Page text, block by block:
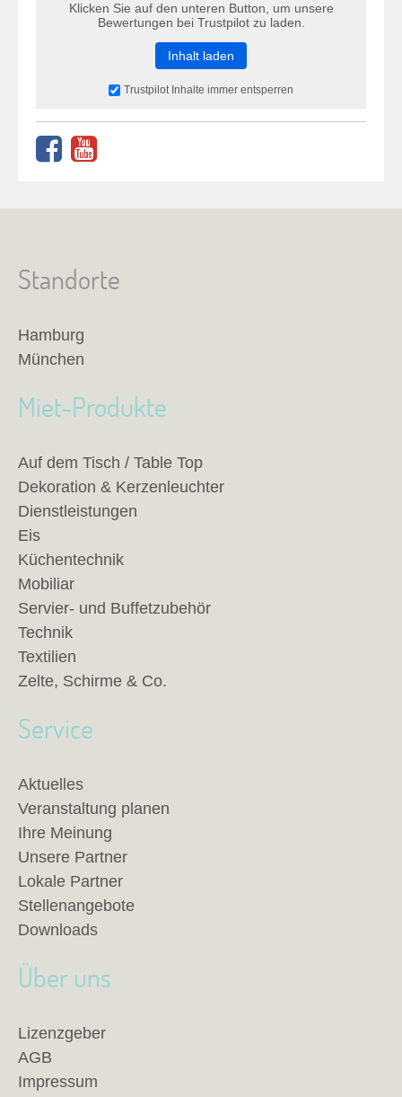
Klicken Sie auf den unteren Button, um unsere
Bewertungen bei Trustpilot zu laden.
Inhalt laden
Trustpilot Inhalte immer entsperren
Standorte
Hamburg
München
Miet-Produkte
Auf dem Tisch / Table Top
Dekoration & Kerzenleuchter
Dienstleistungen
Eis
Küchentechnik
Mobiliar
Servier- und Buffetzubehör
Technik
Textilien
Zelte, Schirme & Co.
Service
Aktuelles
Veranstaltung planen
Ihre Meinung
Unsere Partner
Lokale Partner
Stellenangebote
Downloads
Über uns
Lizenzgeber
AGB
Impressum